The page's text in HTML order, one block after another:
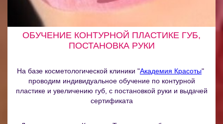
ОБУЧЕНИЕ КОНТУРНОЙ ПЛАСТИКЕ ГУБ,
ПОСТАНОВКА РУКИ
На базе косметологической клиники "Академия Красоты"
проводим индивидуальное обучение по контурной
пластике и увеличению губ, с постановкой руки и выдачей
сертификата